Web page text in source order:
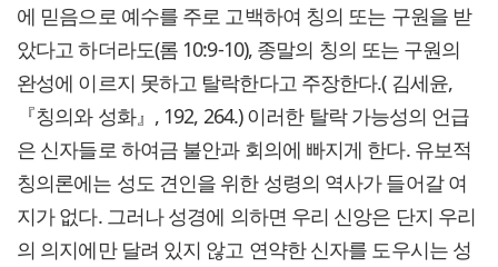
에 믿음으로 예수를 주로 고백하여 칭의 또는 구원을 받
았다고 하더라도(롬 10:9-10), 종말의 칭의 또는 구원의
완성에 이르지 못하고 탈락한다고 주장한다.( 김세윤,
『칭의와 성화』, 192, 264.) 이러한 탈락 가능성의 언급
은 신자들로 하여금 불안과 회의에 빠지게 한다. 유보적
칭의론에는 성도 견인을 위한 성령의 역사가 들어갈 여
지가 없다. 그러나 성경에 의하면 우리 신앙은 단지 우리
의 의지에만 달려 있지 않고 연약한 신자를 도우시는 성